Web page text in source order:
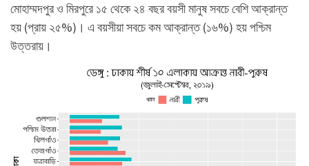
মোহাম্মদপুর ও মিরপুরে ১৫ থেকে ২৪ বছর বয়সী মানুষ সবচে বেশি আক্রান্ত
হয় (প্রায় ২৫%)। এ বয়সীয়া সবচে কম আক্রান্ত (১৬%) হয় পশ্চিম
উত্তরায়।